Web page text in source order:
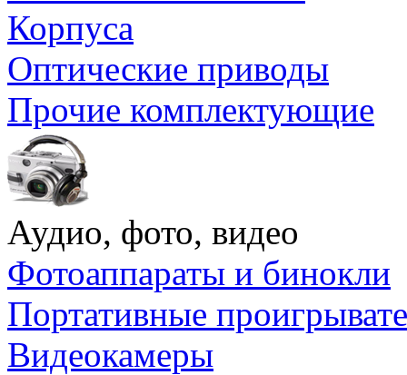
Корпуса
Оптические приводы
Прочие комплектующие
Аудио, фото, видео
Фотоаппараты и бинокли
Портативные
Видеокамеры